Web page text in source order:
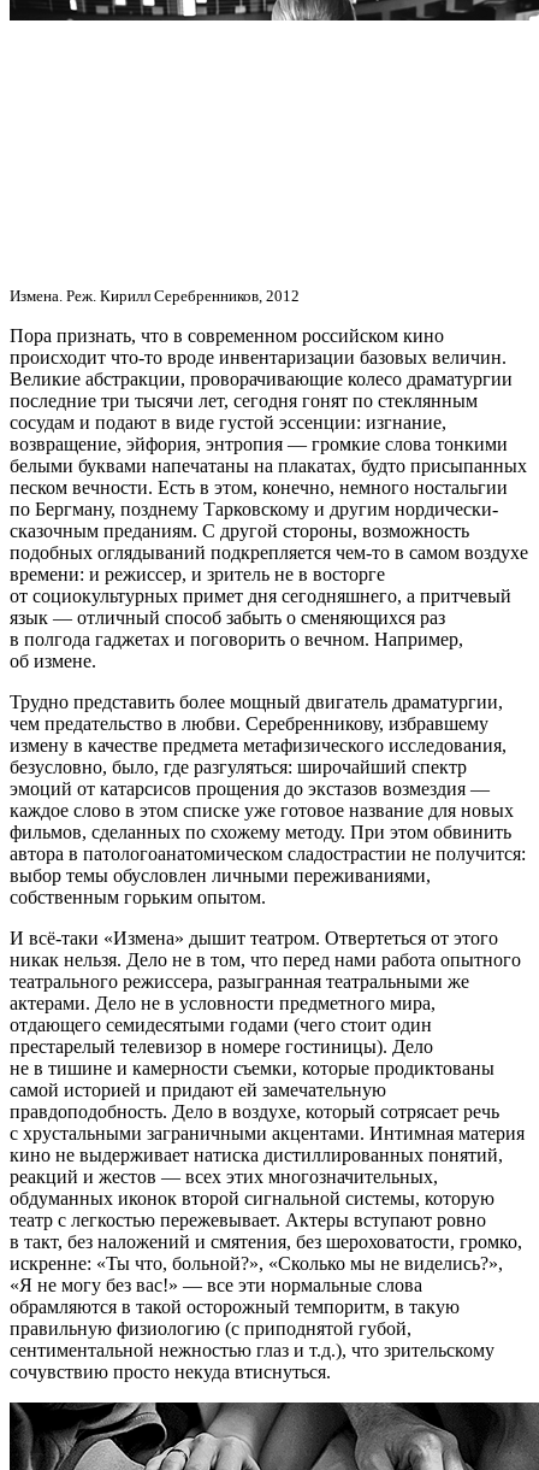
Измена. Реж. Кирилл Серебренников, 2012
Пора признать, что в современном российском кино
происходит что-то вроде инвентаризации базовых величин.
Великие абстракции, проворачивающие колесо драматургии
последние три тысячи лет, сегодня гонят по стеклянным
сосудам и подают в виде густой эссенции: изгнание,
возвращение, эйфория, энтропия — громкие слова тонкими
белыми буквами напечатаны на плакатах, будто присыпанных
песком вечности. Есть в этом, конечно, немного ностальгии
по Бергману, позднему Тарковскому и другим нордически-
сказочным преданиям. С другой стороны, возможность
подобных оглядываний подкрепляется чем-то в самом воздухе
времени: и режиссер, и зритель не в восторге
от социокультурных примет дня сегодняшнего, а притчевый
язык — отличный способ забыть о сменяющихся раз
в полгода гаджетах и поговорить о вечном. Например,
об измене.
Трудно представить более мощный двигатель драматургии,
чем предательство в любви. Серебренникову, избравшему
измену в качестве предмета метафизического исследования,
безусловно, было, где разгуляться: широчайший спектр
эмоций от катарсисов прощения до экстазов возмездия —
каждое слово в этом списке уже готовое название для новых
фильмов, сделанных по схожему методу. При этом обвинить
автора в патологоанатомическом сладострастии не получится:
выбор темы обусловлен личными переживаниями,
собственным горьким опытом.
И всё-таки «Измена» дышит театром. Отвертеться от этого
никак нельзя. Дело не в том, что перед нами работа опытного
театрального режиссера, разыгранная театральными же
актерами. Дело не в условности предметного мира,
отдающего семидесятыми годами (чего стоит один
престарелый телевизор в номере гостиницы). Дело
не в тишине и камерности съемки, которые продиктованы
самой историей и придают ей замечательную
правдоподобность. Дело в воздухе, который сотрясает речь
с хрустальными заграничными акцентами. Интимная материя
кино не выдерживает натиска дистиллированных понятий,
реакций и жестов — всех этих многозначительных,
обдуманных иконок второй сигнальной системы, которую
театр с легкостью пережевывает. Актеры вступают ровно
в такт, без наложений и смятения, без шероховатости, громко,
искренне: «Ты что, больной?», «Сколько мы не виделись?»,
«Я не могу без вас!» — все эти нормальные слова
обрамляются в такой осторожный темпоритм, в такую
правильную физиологию (с приподнятой губой,
сентиментальной нежностью глаз и т.д.), что зрительскому
сочувствию просто некуда втиснуться.